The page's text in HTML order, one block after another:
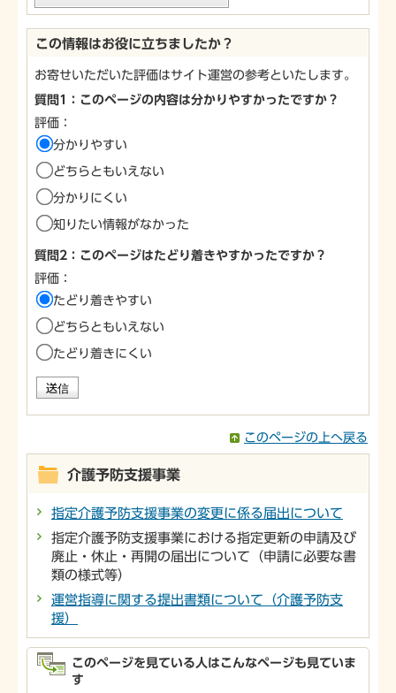
この情報はお役に立ちましたか？
お寄せいただいた評価はサイト運営の参考といたします。
質問1：このページの内容は分かりやすかったですか？
評価：
分かりやすい
どちらともいえない
分かりにくい
知りたい情報がなかった
質問2：このページはたどり着きやすかったですか？
評価：
たどり着きやすい
どちらともいえない
たどり着きにくい
このページの上へ戻る
介護予防支援事業
指定介護予防支援事業の変更に係る届出について
指定介護予防支援事業における指定更新の申請及び
廃止・休止・再開の届出について（申請に必要な書
類の様式等）
運営指導に関する提出書類について（介護予防支
援）
このページを見ている人はこんなページも見ていま
す